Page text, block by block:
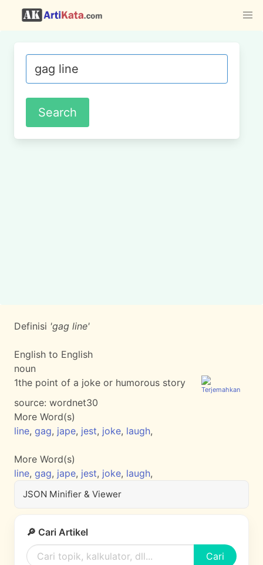
Definisi 'gag line'
English to English
noun
1the point of a joke or humorous story
source: wordnet30
More Word(s)
line, gag, jape, jest, joke, laugh,
More Word(s)
line, gag, jape, jest, joke, laugh,
JSON Minifier & Viewer
🔎 Cari Artikel
Cari